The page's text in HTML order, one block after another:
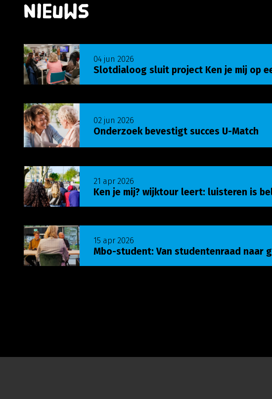
Nieuws
Slotdialoog sluit project Ken je mij op
04 jun 2026
Lees meer over Slotdialoog sluit project Ken je mij op een
Onderzoek bevestigt succes U-Match
02 jun 2026
Lees meer over Onderzoek bevestigt succes U-Match
Ken je mij? wijktour leert: luisteren is
21 apr 2026
Lees meer over Ken je mij? wijktour leert: luisteren is
Mbo-student: Van studentenraad naar
15 apr 2026
Lees meer over Mbo-student: Van studentenraad naar